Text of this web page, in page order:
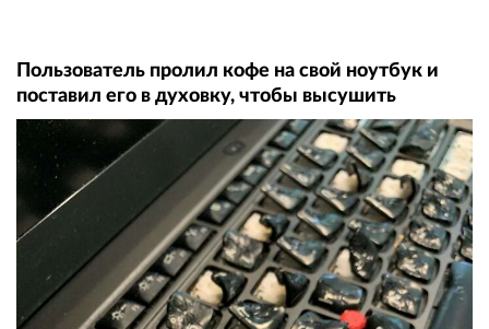
Пользователь пролил кофе на свой ноутбук и
поставил его в духовку, чтобы высушить